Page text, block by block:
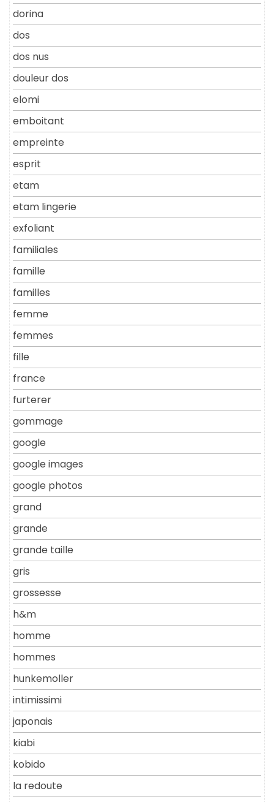
dorina
dos
dos nus
douleur dos
elomi
emboitant
empreinte
esprit
etam
etam lingerie
exfoliant
familiales
famille
familles
femme
femmes
fille
france
furterer
gommage
google
google images
google photos
grand
grande
grande taille
gris
grossesse
h&m
homme
hommes
hunkemoller
intimissimi
japonais
kiabi
kobido
la redoute